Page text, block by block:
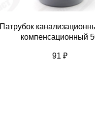
Патрубок
компенсационный
91 ₽